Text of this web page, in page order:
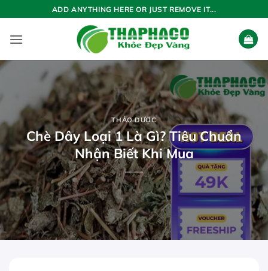
qua
nội
ADD ANYTHING HERE OR JUST REMOVE IT...
THẢO DƯỢC
Chè Dây Loại 1 Là Gì? Tiêu Chuẩn
Nhận Biết Khi Mua